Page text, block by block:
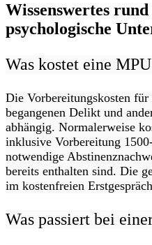
Wissenswertes
psychologische
Was kostet eine
Die Vorbereitungskosten
begangenen Delikt und
abhängig. Normalerweise
inklusive Vorbereitung
notwendige
bereits enthalten sind. Die
im kostenfreien
Was passiert bei